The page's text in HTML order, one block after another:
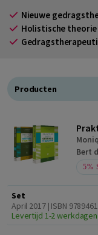
Nieuwe
Holistische theorie
Producten
Bert
5%
Set
April 2017 | ISBN
Levertijd 1-2 werkdagen